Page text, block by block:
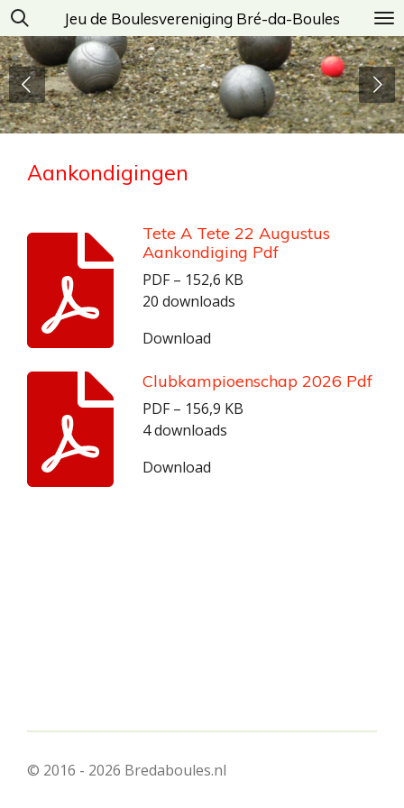
Ga
direct
naar
de
hoofdinhoud
Jeu de Boulesvereniging Bré-da-Boules
Aankondigingen
Tete A Tete 22 Augustus
Aankondiging Pdf
PDF – 152,6 KB
20 downloads
Download
Clubkampioenschap 2026 Pdf
PDF – 156,9 KB
4 downloads
Download
© 2016 - 2026 Bredaboules.nl